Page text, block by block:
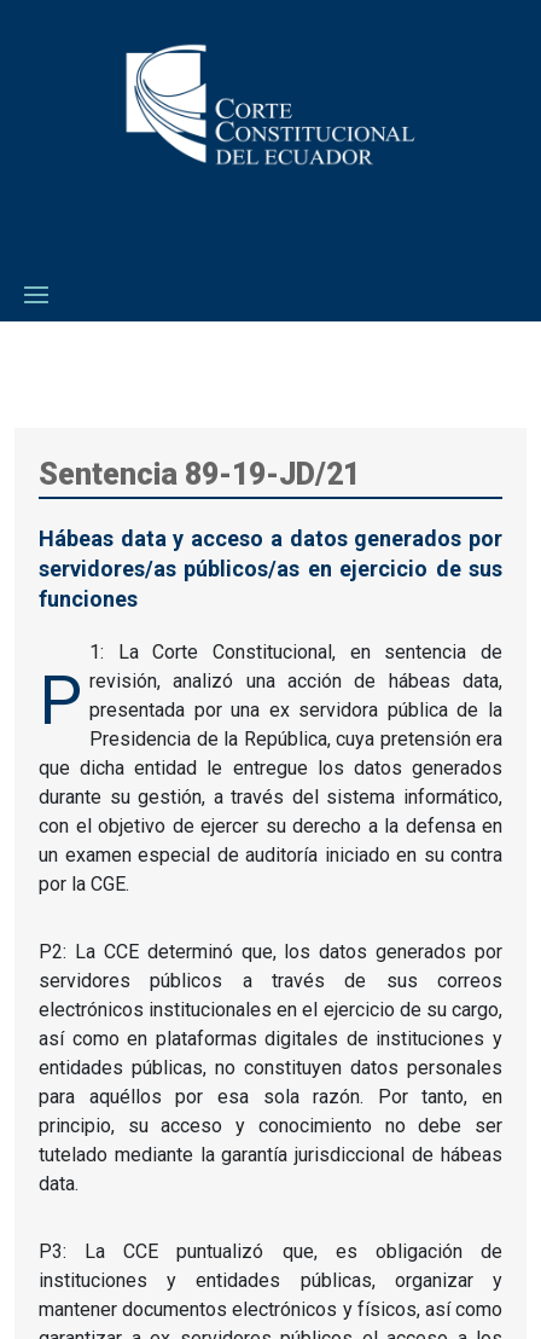
Sentencia 89-19-JD/21
Hábeas data y acceso a datos generados por
servidores/as públicos/as en ejercicio de sus
funciones
P
1: La Corte Constitucional, en sentencia de
revisión, analizó una acción de hábeas data,
presentada por una ex servidora pública de la
Presidencia de la República, cuya pretensión era
que dicha entidad le entregue los datos generados
durante su gestión, a través del sistema informático,
con el objetivo de ejercer su derecho a la defensa en
un examen especial de auditoría iniciado en su contra
por la CGE.
P2: La CCE determinó que, los datos generados por
servidores públicos a través de sus correos
electrónicos institucionales en el ejercicio de su cargo,
así como en plataformas digitales de instituciones y
entidades públicas, no constituyen datos personales
para aquéllos por esa sola razón. Por tanto, en
principio, su acceso y conocimiento no debe ser
tutelado mediante la garantía jurisdiccional de hábeas
data.
P3: La CCE puntualizó que, es obligación de
instituciones y entidades públicas, organizar y
mantener documentos electrónicos y físicos, así como